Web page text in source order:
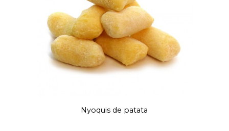
Nyoquis de patata